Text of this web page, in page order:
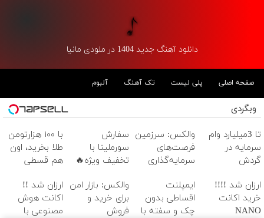
دانلود آهنگ جدید 1404 در ملودی مانیا
صفحه اصلی پلی لیست تک آهنگ آلبوم
وبگردی
تا 3میلیارد وام
سرمایه در
گردش
فروشگاهت رو
ثبت کن
والکس: سرزمین
فرصت‌های
سرمایه‌گذاری
سفارش
سورملینا با
تخفیف ویژه🔥
محدود!!!!
با ۱۰۰ هزارتومن
طلا بخرید، اون
هم قسطی
ارزان شد !!!!
خرید اکانت
NANO
ایمپلنت
اقساطی بدون
چک و سفته با
والکس: بازار امن
برای خرید و
فروش
ارزان شد !!
اکانت هوش
مصنوعی با